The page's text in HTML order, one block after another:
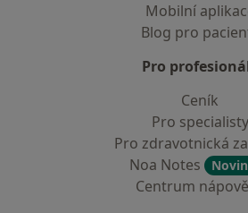
Mobilní
Blog pro
Pro
Ceník
Pro specialisty
Pro zdravotnická
Noa Notes
Centrum